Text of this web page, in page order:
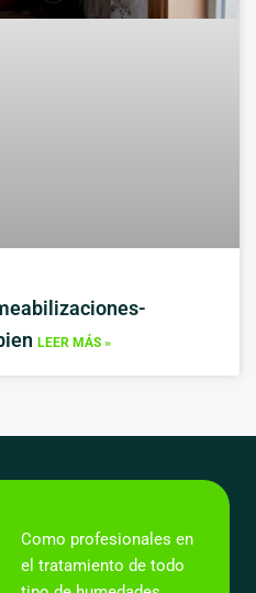
LEER MÁS »
Como profesionales en
el tratamiento de todo